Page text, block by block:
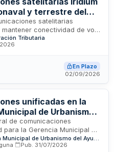
y terrestre del
e II.EE. de la AEAT
satelitarias
conectividad de voz,
helicópteros y
de Aduanas e II.EE. de
comunicaciones seguras y
en operaciones de
Tributaria
En Plazo
02/09/2026
unificadas en la
de Urbanismo
de comunicaciones
la Gerencia Municipal de
comprende centralita
servicio de telefonía móvil
Pub. 31/07/2026